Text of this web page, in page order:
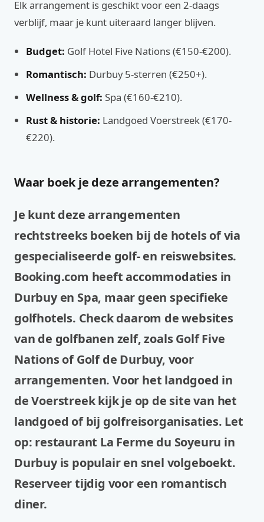
Elk arrangement is geschikt voor een 2-daags
verblijf, maar je kunt uiteraard langer blijven.
Budget: Golf Hotel Five Nations (€150-€200).
Romantisch: Durbuy 5-sterren (€250+).
Wellness & golf: Spa (€160-€210).
Rust & historie: Landgoed Voerstreek (€170-
€220).
Waar boek je deze arrangementen?
Je kunt deze arrangementen
rechtstreeks boeken bij de hotels of via
gespecialiseerde golf- en reiswebsites.
Booking.com heeft accommodaties in
Durbuy en Spa, maar geen specifieke
golfhotels. Check daarom de websites
van de golfbanen zelf, zoals Golf Five
Nations of Golf de Durbuy, voor
arrangementen. Voor het landgoed in
de Voerstreek kijk je op de site van het
landgoed of bij golfreisorganisaties. Let
op: restaurant La Ferme du Soyeuru in
Durbuy is populair en snel volgeboekt.
Reserveer tijdig voor een romantisch
diner.